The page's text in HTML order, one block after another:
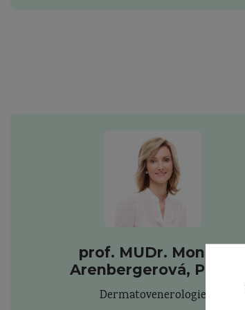
prof. MUDr. Monika
Arenbergerová, Ph.D.
Dermatovenerologie